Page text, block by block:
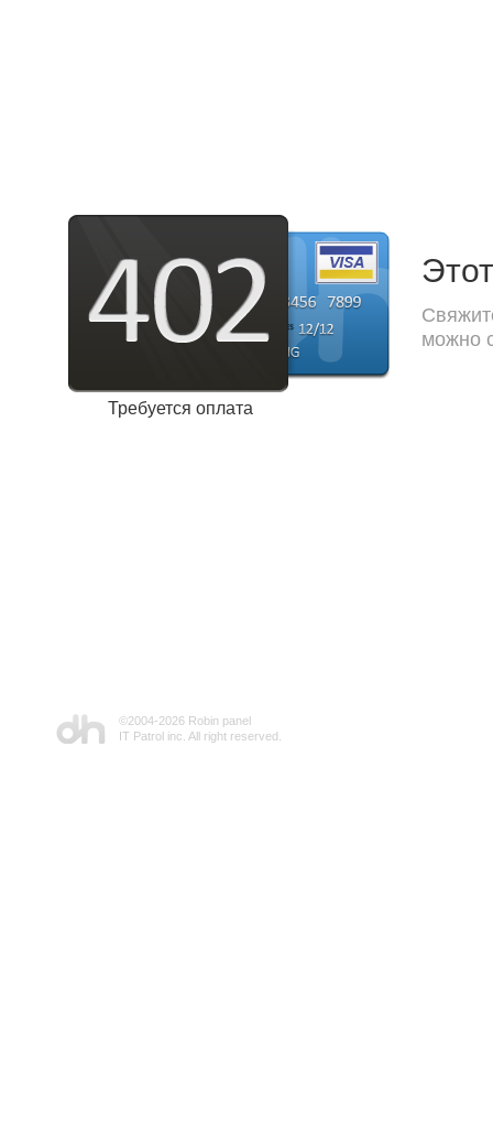
Требуется оплата
можно
©2004-2026 Robin panel
IT Patrol inc. All right reserved.